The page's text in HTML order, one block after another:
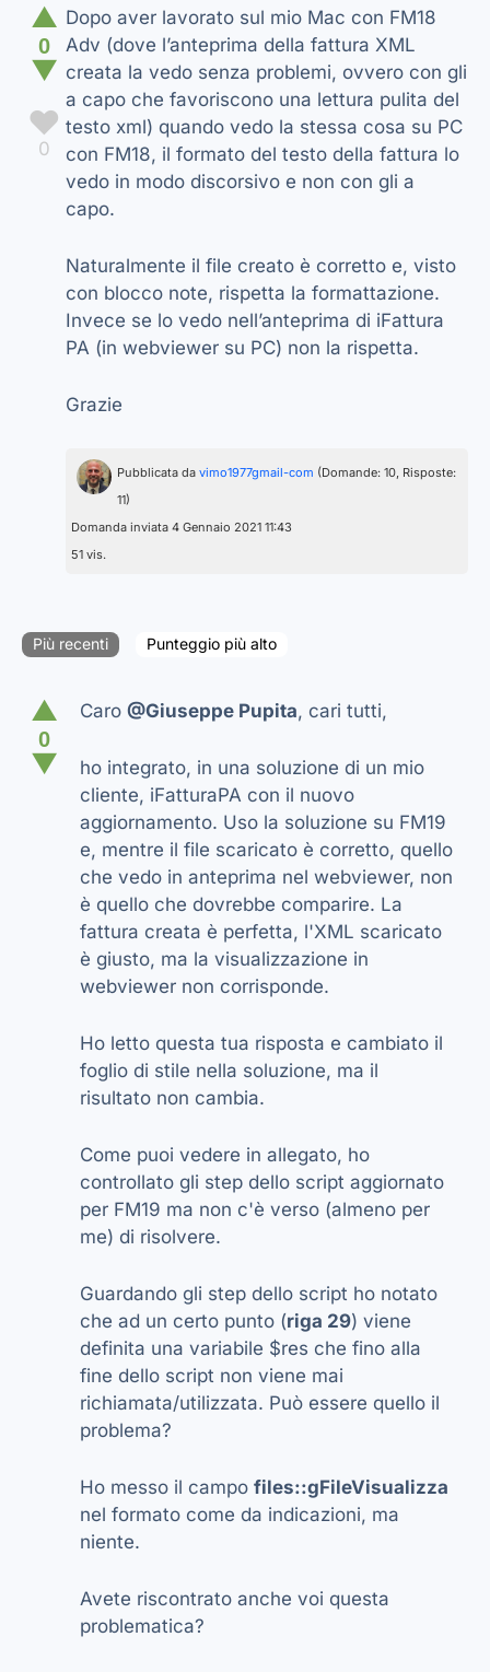
▲
0
▼
♥
0
Dopo aver lavorato sul mio Mac con FM18
Adv (dove l’anteprima della fattura XML
creata la vedo senza problemi, ovvero con gli
a capo che favoriscono una lettura pulita del
testo xml) quando vedo la stessa cosa su PC
con FM18, il formato del testo della fattura lo
vedo in modo discorsivo e non con gli a
capo.
Naturalmente il file creato è corretto e, visto
con blocco note, rispetta la formattazione.
Invece se lo vedo nell’anteprima di iFattura
PA (in webviewer su PC) non la rispetta.
Grazie
Pubblicata da vimo1977gmail-com (Domande: 10, Risposte:
11)
Domanda inviata 4 Gennaio 2021 11:43
51 vis.
Più recenti Punteggio più alto
▲
0
▼
Caro @Giuseppe Pupita, cari tutti,
ho integrato, in una soluzione di un mio
cliente, iFatturaPA con il nuovo
aggiornamento. Uso la soluzione su FM19
e, mentre il file scaricato è corretto, quello
che vedo in anteprima nel webviewer, non
è quello che dovrebbe comparire. La
fattura creata è perfetta, l'XML scaricato
è giusto, ma la visualizzazione in
webviewer non corrisponde.
Ho letto questa tua risposta e cambiato il
foglio di stile nella soluzione, ma il
risultato non cambia.
Come puoi vedere in allegato, ho
controllato gli step dello script aggiornato
per FM19 ma non c'è verso (almeno per
me) di risolvere.
Guardando gli step dello script ho notato
che ad un certo punto (riga 29) viene
definita una variabile $res che fino alla
fine dello script non viene mai
richiamata/utilizzata. Può essere quello il
problema?
Ho messo il campo files::gFileVisualizza
nel formato come da indicazioni, ma
niente.
Avete riscontrato anche voi questa
problematica?